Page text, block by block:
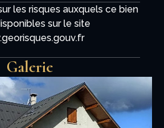
les risques auxquels ce bien
sur le site
Galerie